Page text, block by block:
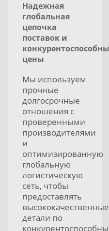
Надежная
глобальная
цепочка
поставок и
цены
Мы используем
прочные
долгосрочные
отношения с
проверенными
производителями
и
оптимизированную
глобальную
логистическую
сеть, чтобы
предоставлять
высококачественные
детали по